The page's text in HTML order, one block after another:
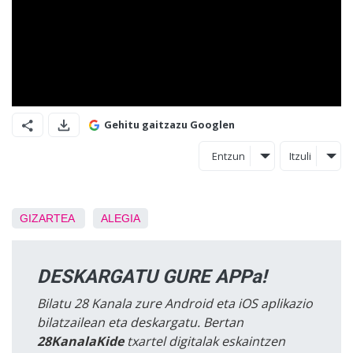
Gehitu gaitzazu Googlen
Entzun Itzuli
GIZARTEA ALEGIA
DESKARGATU GURE APPa!
Bilatu 28 Kanala zure Android eta iOS aplikazio
bilatzailean eta deskargatu. Bertan
28KanalaKidetxartel digitalak eskaintzen